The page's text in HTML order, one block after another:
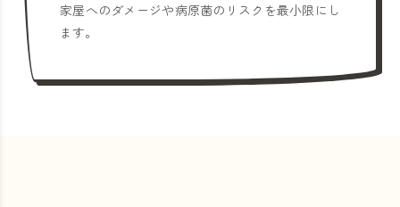
家屋へのダメージや病原菌のリスクを最小限にし
ます。